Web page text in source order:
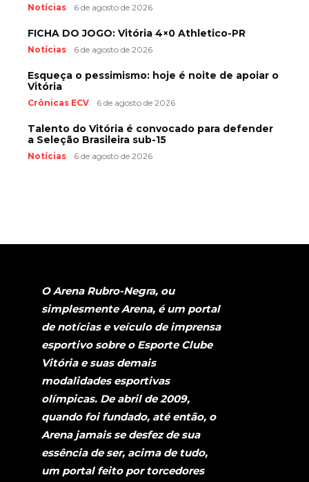
Notícias 6 de agosto de 2026
FICHA DO JOGO: Vitória 4×0 Athletico-PR
Notícias 6 de agosto de 2026
Esqueça o pessimismo: hoje é noite de apoiar o
Vitória
Crônicas ECV 6 de agosto de 2026
Talento do Vitória é convocado para defender
a Seleção Brasileira sub-15
Notícias 6 de agosto de 2026
O Arena Rubro-Negra, ou
simplesmente Arena, é um portal
de notícias e veículo de imprensa
esportivo sobre o Esporte Clube
Vitória e suas demais
modalidades esportivas
olímpicas. De abril de 2009,
quando foi fundado, até então, o
Arena jamais se desfez de sua
essência de ser, acima de tudo,
um portal feito por torcedores